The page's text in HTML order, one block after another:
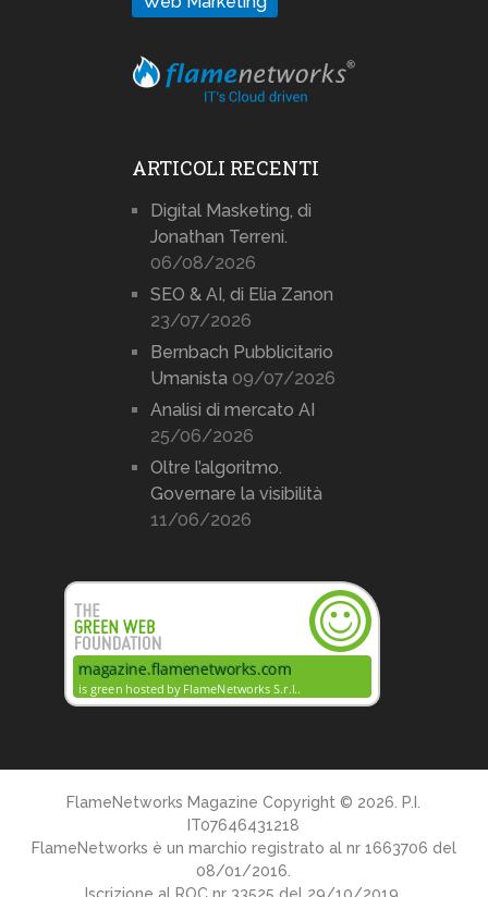
ARTICOLI RECENTI
Digital Masketing, di
Jonathan Terreni.
06/08/2026
SEO & AI, di Elia Zanon
23/07/2026
Bernbach Pubblicitario
Umanista 09/07/2026
Analisi di mercato AI
25/06/2026
Oltre l’algoritmo.
Governare la visibilità
11/06/2026
FlameNetworks Magazine Copyright © 2026. P.I.
IT07646431218
FlameNetworks è un marchio registrato al nr 1663706 del
08/01/2016.